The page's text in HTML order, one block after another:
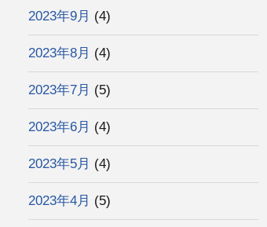
2023年9月 (4)
2023年8月 (4)
2023年7月 (5)
2023年6月 (4)
2023年5月 (4)
2023年4月 (5)